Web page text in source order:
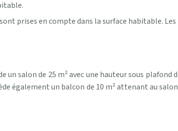
prises en compte dans la surface habitable.
salon de 25 m² avec une hauteur sous
également un balcon de 10 m² attenant au